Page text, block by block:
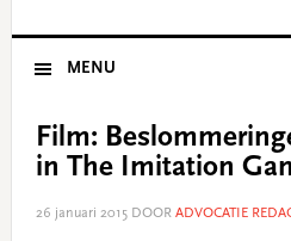
MENU
Film:
in The Imitation
26 januari 2015DOOR ADVOCATIE